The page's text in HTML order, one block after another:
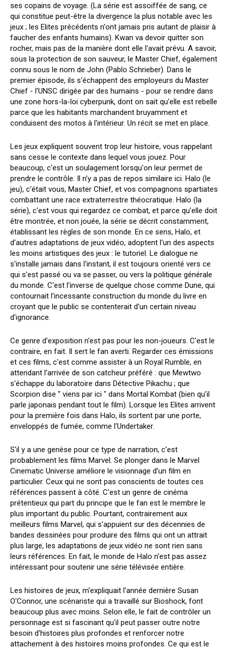
ses copains de voyage. (La série est assoiffée de sang, ce
qui constitue peut-être la divergence la plus notable avec les
jeux ; les Elites précédents n'ont jamais pris autant de plaisir à
faucher des enfants humains). Kwan va devoir quitter son
rocher, mais pas de la manière dont elle l'avait prévu. A savoir,
sous la protection de son sauveur, le Master Chief, également
connu sous le nom de John (Pablo Schrieber). Dans le
premier épisode, ils s'échappent des employeurs du Master
Chief - l'UNSC dirigée par des humains - pour se rendre dans
une zone hors-la-loi cyberpunk, dont on sait qu'elle est rebelle
parce que les habitants marchandent bruyamment et
conduisent des motos à l'intérieur. Un récit se met en place.
Les jeux expliquent souvent trop leur histoire, vous rappelant
sans cesse le contexte dans lequel vous jouez. Pour
beaucoup, c'est un soulagement lorsqu'on leur permet de
prendre le contrôle. Il n'y a pas de repos similaire ici. Halo (le
jeu), c'était vous, Master Chief, et vos compagnons spartiates
combattant une race extraterrestre théocratique. Halo (la
série), c'est vous qui regardez ce combat, et parce qu'elle doit
être montrée, et non jouée, la série se décrit constamment,
établissant les règles de son monde. En ce sens, Halo, et
d'autres adaptations de jeux vidéo, adoptent l'un des aspects
les moins artistiques des jeux : le tutoriel. Le dialogue ne
s'installe jamais dans l'instant, il est toujours orienté vers ce
qui s'est passé ou va se passer, ou vers la politique générale
du monde. C'est l'inverse de quelque chose comme Dune, qui
contournait l'incessante construction du monde du livre en
croyant que le public se contenterait d'un certain niveau
d'ignorance.
Ce genre d'exposition n'est pas pour les non-joueurs. C'est le
contraire, en fait. Il sert le fan averti. Regarder ces émissions
et ces films, c'est comme assister à un Royal Rumble, en
attendant l'arrivée de son catcheur préféré : que Mewtwo
s'échappe du laboratoire dans Détective Pikachu ; que
Scorpion dise " viens par ici " dans Mortal Kombat (bien qu'il
parle japonais pendant tout le film). Lorsque les Elites arrivent
pour la première fois dans Halo, ils sortent par une porte,
enveloppés de fumée, comme l'Undertaker.
S'il y a une genèse pour ce type de narration, c'est
probablement les films Marvel. Se plonger dans le Marvel
Cinematic Universe améliore le visionnage d'un film en
particulier. Ceux qui ne sont pas conscients de toutes ces
références passent à côté. C'est un genre de cinéma
prétentieux qui part du principe que le fan est le membre le
plus important du public. Pourtant, contrairement aux
meilleurs films Marvel, qui s'appuient sur des décennies de
bandes dessinées pour produire des films qui ont un attrait
plus large, les adaptations de jeux vidéo ne sont rien sans
leurs références. En fait, le monde de Halo n'est pas assez
intéressant pour soutenir une série télévisée entière.
Les histoires de jeux, m'expliquait l'année dernière Susan
O'Connor, une scénariste qui a travaillé sur Bioshock, font
beaucoup plus avec moins. Selon elle, le fait de contrôler un
personnage est si fascinant qu'il peut passer outre notre
besoin d'histoires plus profondes et renforcer notre
attachement à des histoires moins profondes. Ce qui est le